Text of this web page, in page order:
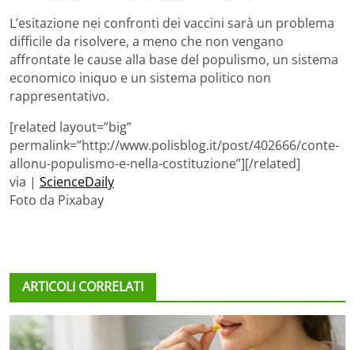
L’esitazione nei confronti dei vaccini sarà un problema
difficile da risolvere, a meno che non vengano
affrontate le cause alla base del populismo, un sistema
economico iniquo e un sistema politico non
rappresentativo.
[related layout=”big”
permalink=”http://www.polisblog.it/post/402666/conte-
allonu-populismo-e-nella-costituzione”][/related]
via | ScienceDaily
Foto da Pixabay
ARTICOLI CORRELATI